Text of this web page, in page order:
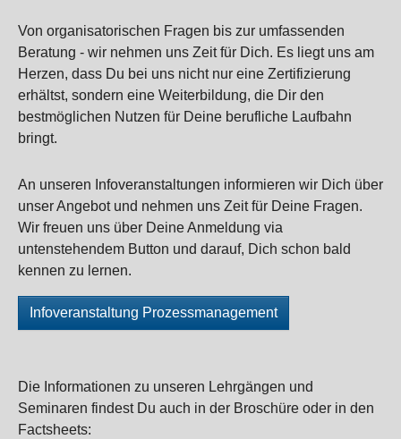
Von organisatorischen Fragen bis zur umfassenden
Beratung - wir nehmen uns Zeit für Dich. Es liegt uns am
Herzen, dass Du bei uns nicht nur eine Zertifizierung
erhältst, sondern eine Weiterbildung, die Dir den
bestmöglichen Nutzen für Deine berufliche Laufbahn
bringt.
An unseren Infoveranstaltungen informieren wir Dich über
unser Angebot und nehmen uns Zeit für Deine Fragen.
Wir freuen uns über Deine Anmeldung via
untenstehendem Button und darauf, Dich schon bald
kennen zu lernen.
Infoveranstaltung Prozessmanagement
Die Informationen zu unseren Lehrgängen und
Seminaren findest Du auch in der Broschüre oder in den
Factsheets: